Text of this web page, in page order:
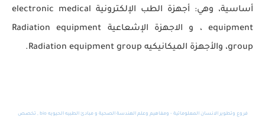
أساسية، وهي: أجهزة الطب الإلكترونية electronic medical
equipment ، و الاجهزة الإشعاعية Radiation equipment
group، والأجهزة الميكانيكيه Radiation equipment group.
فروع وتطوير الانسان المعلوماتية - ومفاهيم وعلم الهندسة الصحية و مبادئ الطبيه الحيويه bio , تخصص